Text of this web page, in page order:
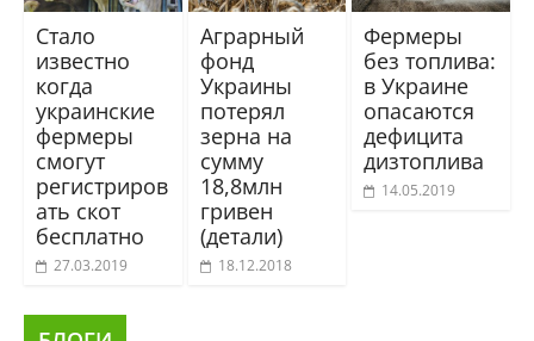
Стало
известно
когда
украинские
фермеры
смогут
регистриров
ать скот
бесплатно
27.03.2019
Аграрный
фонд
Украины
потерял
зерна на
сумму
18,8млн
гривен
(детали)
18.12.2018
Фермеры
без топлива:
в Украине
опасаются
дефицита
дизтоплива
14.05.2019